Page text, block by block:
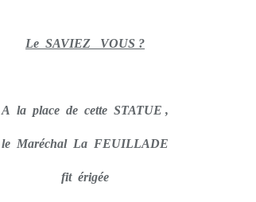
Le SAVIEZ VOUS ?
A la place de cette STATUE ,
le Maréchal La FEUILLADE
fit érigée